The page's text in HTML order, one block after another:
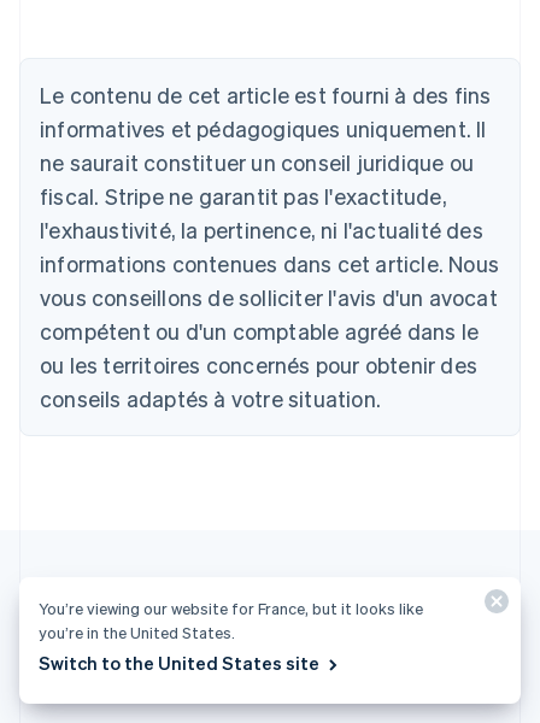
Le contenu de cet article est fourni à des fins
informatives et pédagogiques uniquement. Il
ne saurait constituer un conseil juridique ou
fiscal. Stripe ne garantit pas l'exactitude,
l'exhaustivité, la pertinence, ni l'actualité des
informations contenues dans cet article. Nous
vous conseillons de solliciter l'avis d'un avocat
compétent ou d'un comptable agréé dans le
ou les territoires concernés pour obtenir des
conseils adaptés à votre situation.
Plus d'articles
DeutschEnglish
Australie
English
Autriche
DeutschEnglish
NederlandsFrançaisDeutschEnglish
Brésil
Português
Bulgarie
English
Canada
Chine continentale
简体中文English
Espagne
Estonie
You’re viewing our website for France, but it looks like
you’re in the United States.
Switch to the United States site